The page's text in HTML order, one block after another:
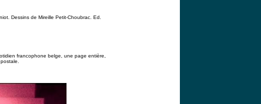
Dessins de Mireille Petit-Choubrac. Ed.
francophone belge, une page entière,